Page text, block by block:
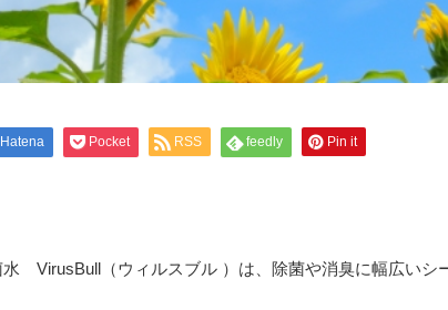
Hatena Pocket RSS feedly Pin it
VirusBull（ウィルスブル ）は、除菌や消臭に幅広いシ